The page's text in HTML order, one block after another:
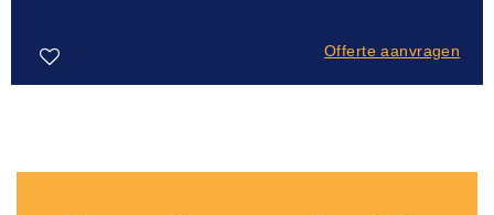
Offerte aanvragen